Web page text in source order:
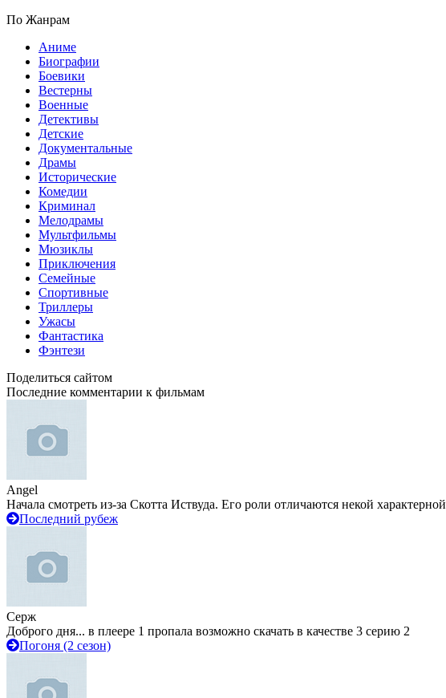
По Жанрам
Аниме
Биографии
Боевики
Вестерны
Военные
Детективы
Детские
Документальные
Драмы
Исторические
Комедии
Криминал
Мелодрамы
Мультфильмы
Мюзиклы
Приключения
Семейные
Спортивные
Триллеры
Ужасы
Фантастика
Фэнтези
Поделиться сайтом
Последние комментарии к фильмам
Angel
Начала смотреть из-за Скотта Иствуда. Его роли отличаются некой характерной
Последний рубеж
Серж
Доброго дня... в плеере 1 пропала возможно скачать в качестве 3 серию 2
Погоня (2 сезон)